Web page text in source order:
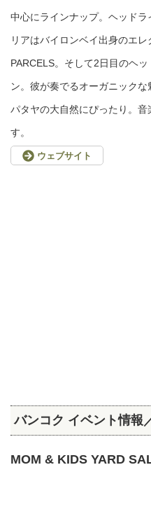
中心にラインナップ。ヘッド
リアはバイロンベイ出身のエ
PARCELS。そして2日目のヘ
ン。彼が奏でるオーガニック
パタヤの大自然にぴったり。
す。
ウェブサイト
バンコク イベント情報
MOM & KIDS YARD